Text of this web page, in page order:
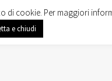
cookie. Per maggiori
e chiudi